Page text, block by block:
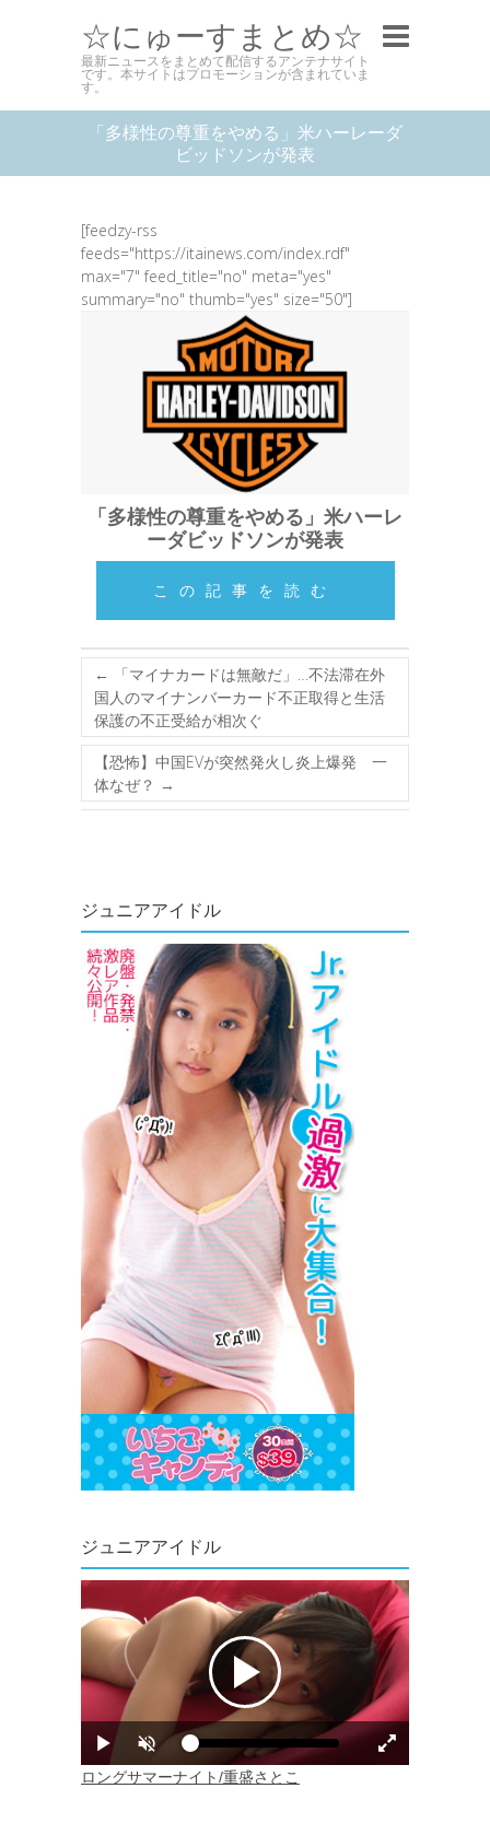
☆にゅーすまとめ☆
最新ニュースをまとめて配信するアンテナサイト
です。本サイトはプロモーションが含まれていま
す。
「多様性の尊重をやめる」米ハーレーダ
ビッドソンが発表
[feedzy-rss
feeds="https://itainews.com/index.rdf"
max="7" feed_title="no" meta="yes"
summary="no" thumb="yes" size="50"]
「多様性の尊重をやめる」米ハーレ
ーダビッドソンが発表
この記事を読む
←
「マイナカードは無敵だ」…不法滞在外
国人のマイナンバーカード不正取得と生活
保護の不正受給が相次ぐ
【恐怖】中国EVが突然発火し炎上爆発 一
体なぜ？ →
ジュニアアイドル
ジュニアアイドル